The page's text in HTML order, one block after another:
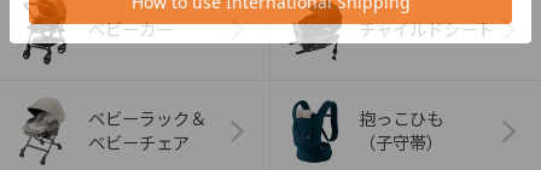
ベビーカー チャイルドシート
ベビーラック＆
ベビーチェア
抱っこひも
（子守帯）